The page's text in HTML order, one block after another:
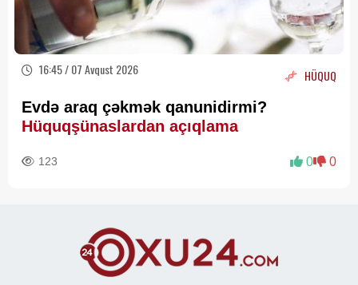
16:45 / 07 Avqust 2026 HÜQUQ
Evdə araq çəkmək qanunidirmi?
Hüquqşünaslardan açıqlama
123 0 0